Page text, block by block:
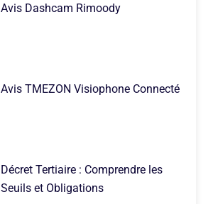
Avis Dashcam Rimoody
Avis TMEZON Visiophone Connecté
Décret Tertiaire : Comprendre les
Seuils et Obligations